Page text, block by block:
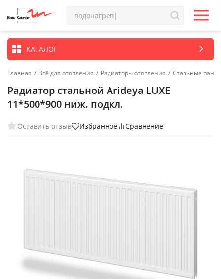
КАТАЛОГ
Главная / Всё для отопления / Радиаторы отопления / Стальные
Радиатор стальной Arideya LUXE
11*500*900 ниж. подкл.
Оставить отзыв Избранное Сравнение